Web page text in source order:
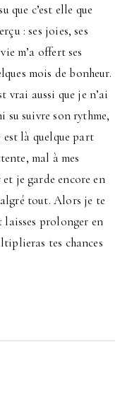
que c’est elle que
: ses joies, ses
m’a offert ses
mois de bonheur.
vrai aussi que je n’ai
suivre son rythme,
est là quelque part
mal à mes
je garde encore en
tout. Alors je te
laisses prolonger en
tes chances